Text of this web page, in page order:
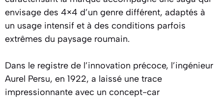
envisage des 4×4 d’un genre différent, adaptés à
un usage intensif et à des conditions parfois
extrêmes du paysage roumain.
Dans le registre de l’innovation précoce, l’ingénieur
Aurel Persu, en 1922, a laissé une trace
impressionnante avec un concept-car